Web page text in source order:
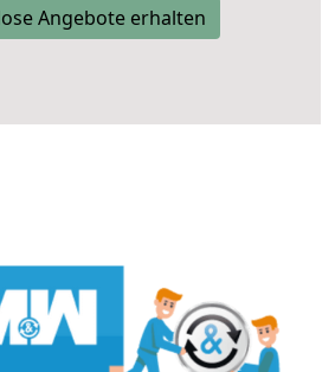
Angebote erhalten